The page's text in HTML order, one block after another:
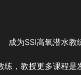
成为SSI高氧潜水教
练，教授更多课程